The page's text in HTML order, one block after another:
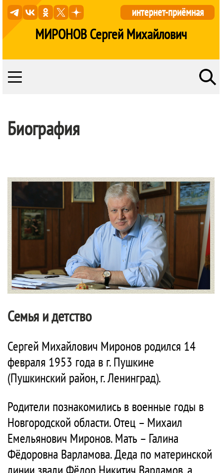
МИРОНОВ Сергей Михайлович
интернет-приёмная
Биография
Семья и детство
Сергей Михайлович Миронов родился 14
февраля 1953 года в г. Пушкине
(Пушкинский район, г. Ленинград).
Родители познакомились в военные годы в
Новгородской области. Отец – Михаил
Емельянович Миронов. Мать – Галина
Фёдоровна Варламова. Деда по материнской